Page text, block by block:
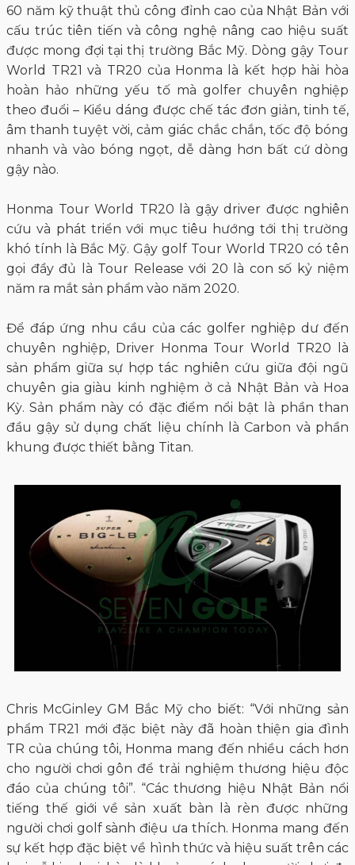
60 năm kỹ thuật thủ công đỉnh cao của Nhật Bản với
cấu trúc tiên tiến và công nghệ nâng cao hiệu suất
được mong đợi tại thị trường Bắc Mỹ. Dòng gậy Tour
World TR21 và TR20 của Honma là kết hợp hài hòa
hoàn hảo những yếu tố mà golfer chuyên nghiệp
theo đuổi – Kiểu dáng được chế tác đơn giản, tinh tế,
âm thanh tuyệt vời, cảm giác chắc chắn, tốc độ bóng
nhanh và vào bóng ngọt, dễ dàng hơn bất cứ dòng
gậy nào.
Honma Tour World TR20 là gậy driver được nghiên
cứu và phát triển với mục tiêu hướng tới thị trường
khó tính là Bắc Mỹ. Gậy golf Tour World TR20 có tên
gọi đầy đủ là Tour Release với 20 là con số kỷ niệm
năm ra mắt sản phẩm vào năm 2020.
Để đáp ứng nhu cầu của các golfer nghiệp dư đến
chuyên nghiệp, Driver Honma Tour World TR20 là
sản phẩm giữa sự hợp tác nghiên cứu giữa đội ngũ
chuyên gia giàu kinh nghiệm ở cả Nhật Bản và Hoa
Kỳ. Sản phẩm này có đặc điểm nổi bật là phần than
đầu gậy sử dụng chất liệu chính là Carbon và phần
khung được thiết bằng Titan.
Chris McGinley GM Bắc Mỹ cho biết: “Với những sản
phẩm TR21 mới đặc biệt này đã hoàn thiện gia đình
TR của chúng tôi, Honma mang đến nhiều cách hơn
cho người chơi gôn để trải nghiệm thương hiệu độc
đáo của chúng tôi”. “Các thương hiệu Nhật Bản nổi
tiếng thế giới về sản xuất bàn là rèn được những
người chơi golf sành điệu ưa thích. Honma mang đến
sự kết hợp đặc biệt về hình thức và hiệu suất trên các